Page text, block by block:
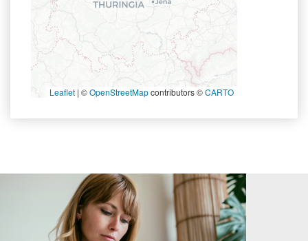
Leaflet | ©OpenStreetMapcontributors ©CARTO